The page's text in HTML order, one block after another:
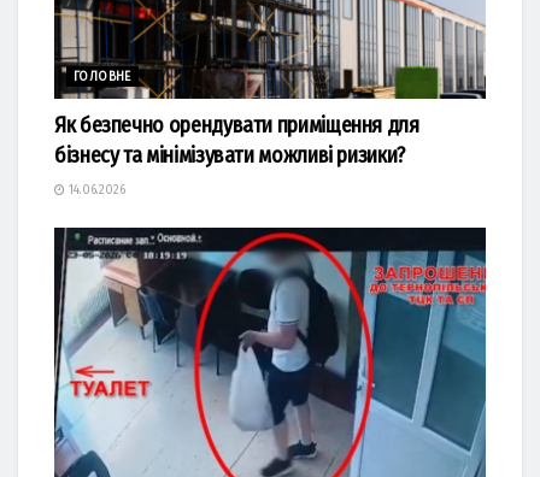
ГОЛОВНЕ
Як безпечно орендувати приміщення для
бізнесу та мінімізувати можливі ризики?
14.06.2026